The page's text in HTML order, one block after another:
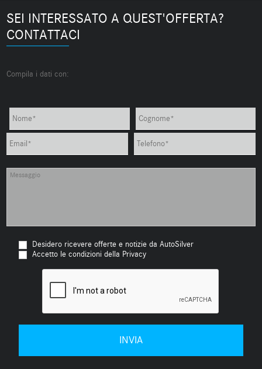
SEI INTERESSATO A QUEST'OFFERTA?
CONTATTACI
Compila i dati con:
Desidero ricevere offerte e notizie da AutoSilver
Accetto le condizioni della Privacy